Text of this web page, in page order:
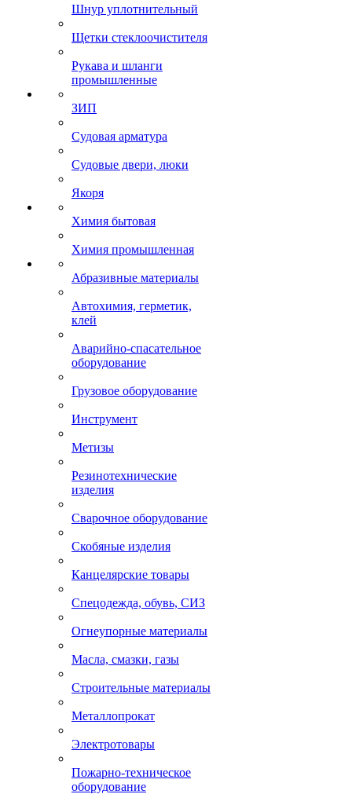
Шнур уплотнительный
Щетки стеклоочистителя
Рукава и шланги
промышленные
ЗИП
Судовая арматура
Судовые двери, люки
Якоря
Химия бытовая
Химия промышленная
Абразивные материалы
Автохимия, герметик,
клей
Аварийно-спасательное
оборудование
Грузовое оборудование
Инструмент
Метизы
Резинотехнические
изделия
Сварочное оборудование
Скобяные изделия
Канцелярские товары
Спецодежда, обувь, СИЗ
Огнеупорные материалы
Масла, смазки, газы
Строительные материалы
Металлопрокат
Электротовары
Пожарно-техническое
оборудование